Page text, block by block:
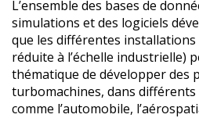
L’ensemble des bases de
simulations et des logiciels
que les différentes installations
réduite à l’échelle industrielle)
thématique de développer des
turbomachines, dans différents
comme l’automobile,